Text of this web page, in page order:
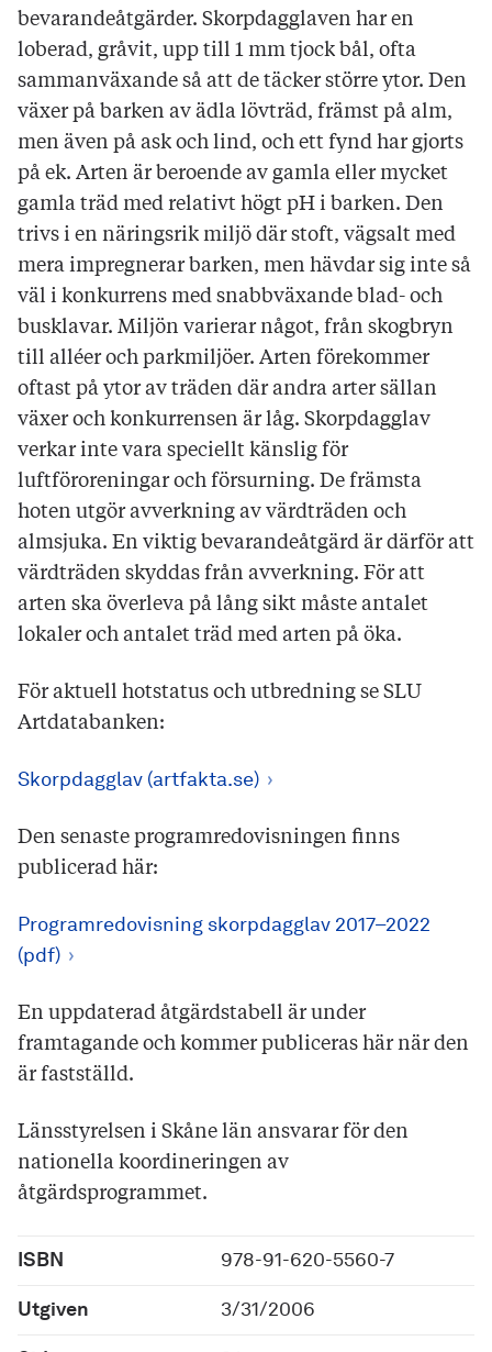
bevarandeåtgärder. Skorpdagglaven har en
loberad, gråvit, upp till 1 mm tjock bål, ofta
sammanväxande så att de täcker större ytor. Den
växer på barken av ädla lövträd, främst på alm,
men även på ask och lind, och ett fynd har gjorts
på ek. Arten är beroende av gamla eller mycket
gamla träd med relativt högt pH i barken. Den
trivs i en näringsrik miljö där stoft, vägsalt med
mera impregnerar barken, men hävdar sig inte så
väl i konkurrens med snabbväxande blad- och
busklavar. Miljön varierar något, från skogbryn
till alléer och parkmiljöer. Arten förekommer
oftast på ytor av träden där andra arter sällan
växer och konkurrensen är låg. Skorpdagglav
verkar inte vara speciellt känslig för
luftföroreningar och försurning. De främsta
hoten utgör avverkning av värdträden och
almsjuka. En viktig bevarandeåtgärd är därför att
värdträden skyddas från avverkning. För att
arten ska överleva på lång sikt måste antalet
lokaler och antalet träd med arten på öka.
För aktuell hotstatus och utbredning se SLU
Artdatabanken:
Skorpdagglav (artfakta.se)
Den senaste programredovisningen finns
publicerad här:
Programredovisning skorpdagglav 2017–2022
(pdf)
En uppdaterad åtgärdstabell är under
framtagande och kommer publiceras här när den
är fastställd.
Länsstyrelsen i Skåne län ansvarar för den
nationella koordineringen av
åtgärdsprogrammet.
ISBN 978-91-620-5560-7
Utgiven 3/31/2006